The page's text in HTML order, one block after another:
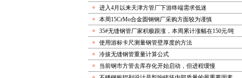
进入4月以来天津方管厂下游终端需求低迷
本周15CrMo合金圆钢钢厂采购方面较为谨慎
35#无缝钢管厂家积极跟涨，本周累计涨幅在150元/吨
使用游标卡尺测量钢管壁厚度的方法
冷拔无缝钢管重量计算公式
当前钢市方管去库存化开始启动，但进程缓慢